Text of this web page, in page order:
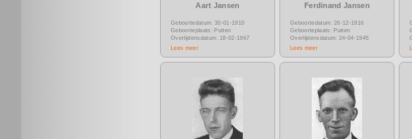
Aart Jansen
Geboortedatum: 30-01-1910
Geboorteplaats: Putten
Overlijdensdatum: 18-02-1967
Lees meer
Ferdinand Jansen
Geboortedatum: 26-12-1916
Geboorteplaats: Putten
Overlijdensdatum: 24-04-1945
Lees meer